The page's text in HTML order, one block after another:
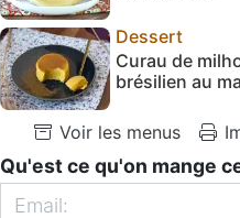
Dessert
Curau de
brésilien au
Voir les menus
Qu'est ce qu'on mange